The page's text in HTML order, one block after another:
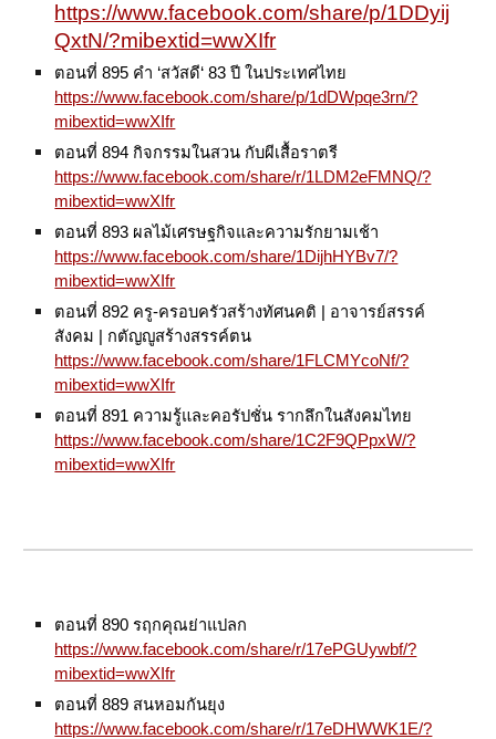
https://www.facebook.com/share/p/1DDyij
QxtN/?mibextid=wwXIfr
ตอนที่ 895 คำ ‘สวัสดี‘ 83 ปี ในประเทศไทย
https://www.facebook.com/share/p/1dDWpqe3rn/?
mibextid=wwXIfr
ตอนที่ 894 กิจกรรมในสวน กับผีเสื้อราตรี
https://www.facebook.com/share/r/1LDM2eFMNQ/?
mibextid=wwXIfr
ตอนที่ 893 ผลไม้เศรษฐกิจและความรักยามเช้า
https://www.facebook.com/share/1DijhHYBv7/?
mibextid=wwXIfr
ตอนที่ 892 ครู-ครอบครัวสร้างทัศนคติ | อาจารย์สรรค์
สังคม | กตัญญูสร้างสรรค์ตน
https://www.facebook.com/share/1FLCMYcoNf/?
mibextid=wwXIfr
ตอนที่ 891 ความรู้และคอรัปชั่น รากลึกในสังคมไทย
https://www.facebook.com/share/1C2F9QPpxW/?
mibextid=wwXIfr
ตอนที่ 890 รฤกคุณย่าแปลก
https://www.facebook.com/share/r/17ePGUywbf/?
mibextid=wwXIfr
ตอนที่ 889 สนหอมกันยุง
https://www.facebook.com/share/r/17eDHWWK1E/?